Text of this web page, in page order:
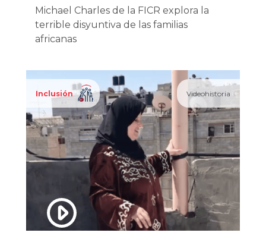
Michael Charles de la FICR explora la
terrible disyuntiva de las familias
africanas
Inclusión Videohistoria